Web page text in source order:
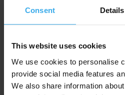
Consent Details
This website uses cookies
We use cookies to personalise
provide social media features
We also share information
siedzibie Klienta, lub w
Polski, lub UE (w jęz. polskim lub
wieczory, weekendy. Możliwe
potrzeb Klienta.
Cena szkolenia na zamówienie